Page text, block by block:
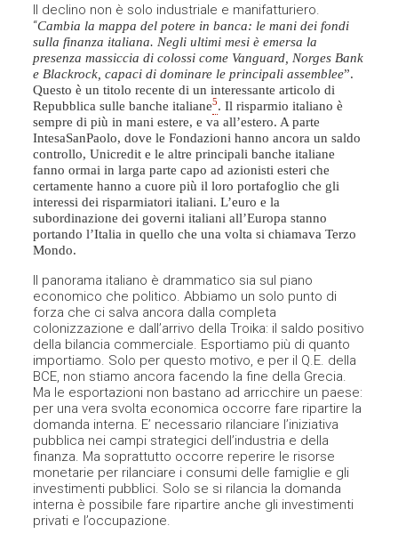
Il declino non è solo industriale e manifatturiero.
“Cambia la mappa del potere in banca: le mani dei fondi
sulla finanza italiana. Negli ultimi mesi è emersa la
presenza massiccia di colossi come Vanguard, Norges Bank
e Blackrock, capaci di dominare le principali assemblee”.
Questo è un titolo recente di un interessante articolo di
Repubblica sulle banche italiane5. Il risparmio italiano è
sempre di più in mani estere, e va all’estero. A parte
IntesaSanPaolo, dove le Fondazioni hanno ancora un saldo
controllo, Unicredit e le altre principali banche italiane
fanno ormai in larga parte capo ad azionisti esteri che
certamente hanno a cuore più il loro portafoglio che gli
interessi dei risparmiatori italiani. L’euro e la
subordinazione dei governi italiani all’Europa stanno
portando l’Italia in quello che una volta si chiamava Terzo
Mondo.
Il panorama italiano è drammatico sia sul piano
economico che politico. Abbiamo un solo punto di
forza che ci salva ancora dalla completa
colonizzazione e dall’arrivo della Troika: il saldo positivo
della bilancia commerciale. Esportiamo più di quanto
importiamo. Solo per questo motivo, e per il Q.E. della
BCE, non stiamo ancora facendo la fine della Grecia.
Ma le esportazioni non bastano ad arricchire un paese:
per una vera svolta economica occorre fare ripartire la
domanda interna. E’ necessario rilanciare l’iniziativa
pubblica nei campi strategici dell’industria e della
finanza. Ma soprattutto occorre reperire le risorse
monetarie per rilanciare i consumi delle famiglie e gli
investimenti pubblici. Solo se si rilancia la domanda
interna è possibile fare ripartire anche gli investimenti
privati e l’occupazione.